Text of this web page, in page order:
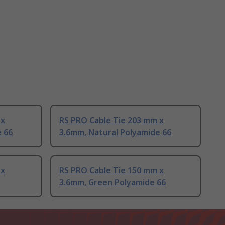
66
RS PRO Cable Tie 203 mm x
3.6mm, Natural Polyamide 66
RS PRO Cable Tie 150 mm x
3.6mm, Green Polyamide 66